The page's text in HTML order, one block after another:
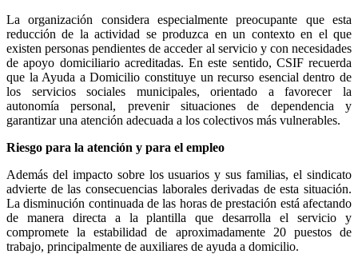
La organización considera especialmente preocupante que esta
reducción de la actividad se produzca en un contexto en el que
existen personas pendientes de acceder al servicio y con necesidades
de apoyo domiciliario acreditadas. En este sentido, CSIF recuerda
que la Ayuda a Domicilio constituye un recurso esencial dentro de
los servicios sociales municipales, orientado a favorecer la
autonomía personal, prevenir situaciones de dependencia y
garantizar una atención adecuada a los colectivos más vulnerables.
Riesgo para la atención y para el empleo
Además del impacto sobre los usuarios y sus familias, el sindicato
advierte de las consecuencias laborales derivadas de esta situación.
La disminución continuada de las horas de prestación está afectando
de manera directa a la plantilla que desarrolla el servicio y
compromete la estabilidad de aproximadamente 20 puestos de
trabajo, principalmente de auxiliares de ayuda a domicilio.